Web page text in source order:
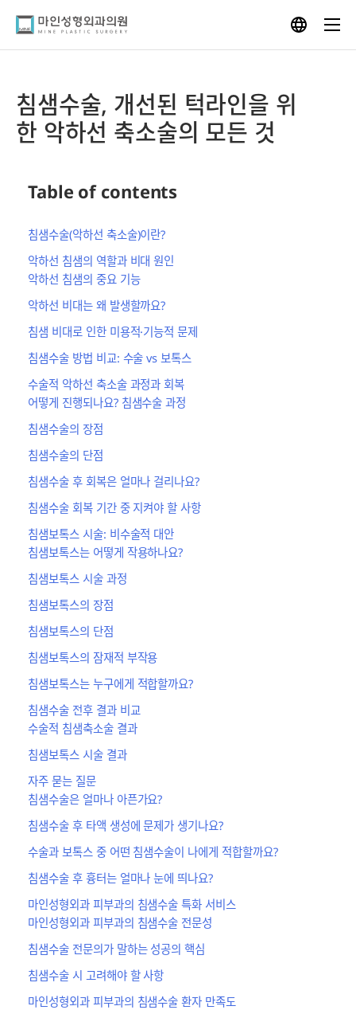
content
침샘수술, 개선된 턱라인을 위
한 악하선 축소술의 모든 것
Table of contents
침샘수술(악하선 축소술)이란?
악하선 침샘의 역할과 비대 원인
악하선 침샘의 중요 기능
악하선 비대는 왜 발생할까요?
침샘 비대로 인한 미용적·기능적 문제
침샘수술 방법 비교: 수술 vs 보톡스
수술적 악하선 축소술 과정과 회복
어떻게 진행되나요? 침샘수술 과정
침샘수술의 장점
침샘수술의 단점
침샘수술 후 회복은 얼마나 걸리나요?
침샘수술 회복 기간 중 지켜야 할 사항
침샘보톡스 시술: 비수술적 대안
침샘보톡스는 어떻게 작용하나요?
침샘보톡스 시술 과정
침샘보톡스의 장점
침샘보톡스의 단점
침샘보톡스의 잠재적 부작용
침샘보톡스는 누구에게 적합할까요?
침샘수술 전후 결과 비교
수술적 침샘축소술 결과
침샘보톡스 시술 결과
자주 묻는 질문
침샘수술은 얼마나 아픈가요?
침샘수술 후 타액 생성에 문제가 생기나요?
수술과 보톡스 중 어떤 침샘수술이 나에게 적합할까요?
침샘수술 후 흉터는 얼마나 눈에 띄나요?
마인성형외과 피부과의 침샘수술 특화 서비스
마인성형외과 피부과의 침샘수술 전문성
침샘수술 전문의가 말하는 성공의 핵심
침샘수술 시 고려해야 할 사항
마인성형외과 피부과의 침샘수술 환자 만족도